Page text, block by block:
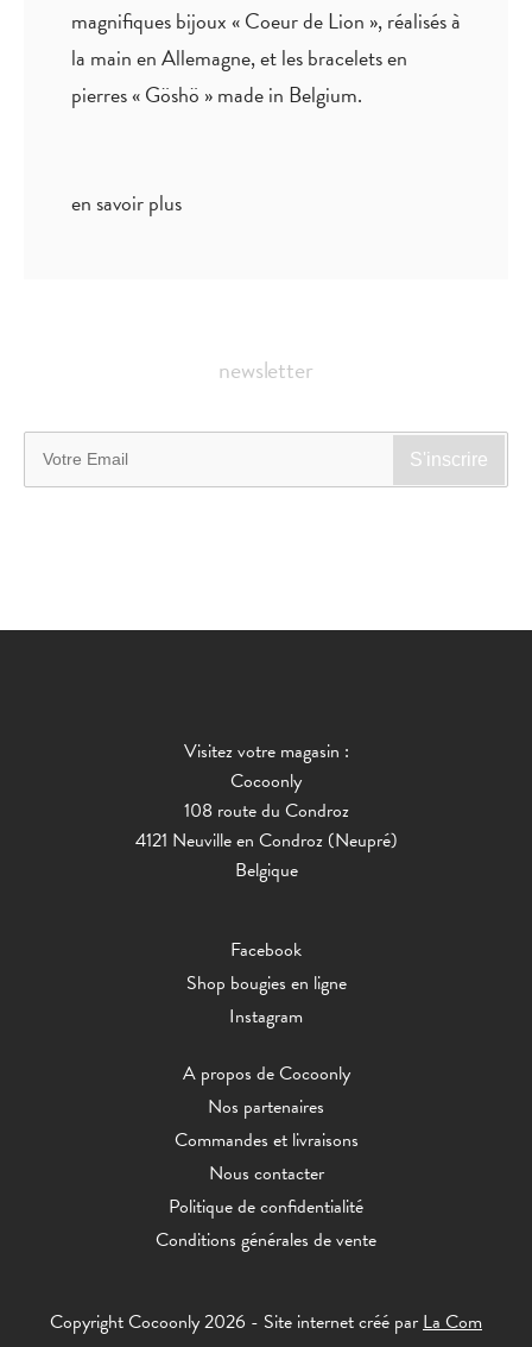
magnifiques bijoux « Coeur de Lion », réalisés à
la main en Allemagne, et les bracelets en
pierres « Göshö » made in Belgium.
en savoir plus
newsletter
Visitez votre magasin :
Cocoonly
108 route du Condroz
4121 Neuville en Condroz (Neupré)
Belgique
Facebook
Shop bougies en ligne
Instagram
A propos de Cocoonly
Nos partenaires
Commandes et livraisons
Nous contacter
Politique de confidentialité
Conditions générales de vente
Copyright Cocoonly 2026 - Site internet créé parLa Com